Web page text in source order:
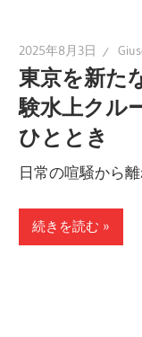
2025年8月3日
東京を新た
験水上クル
ひととき
日常の喧騒から
続きを読む